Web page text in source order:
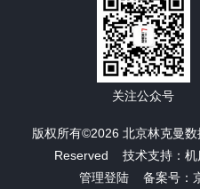
版权所有©2026 北京林克曼
Reserved 技术支持：机
管理登陆
备案号：
关注公众号